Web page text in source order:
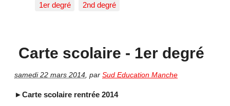
1er degré
2nd degré
Carte scolaire - 1er degré
samedi 22 mars 2014 par Sud Education Manche
►Carte scolaire rentrée 2014